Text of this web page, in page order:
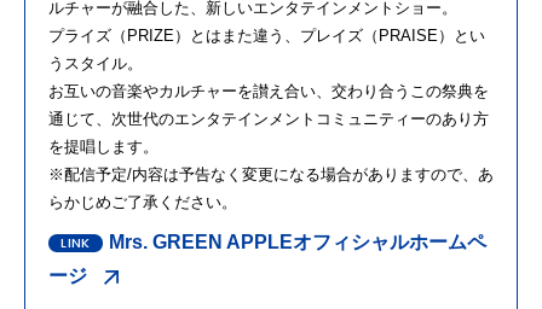
ルチャーが融合した、新しいエンタテインメントショー。
プライズ（PRIZE）とはまた違う、プレイズ（PRAISE）とい
うスタイル。
お互いの音楽やカルチャーを讃え合い、交わり合うこの祭典を
通じて、次世代のエンタテインメントコミュニティーのあり方
を提唱します。
※配信予定/内容は予告なく変更になる場合がありますので、あ
らかじめご了承ください。
Mrs. GREEN APPLEオフィシャルホームペ
ージ